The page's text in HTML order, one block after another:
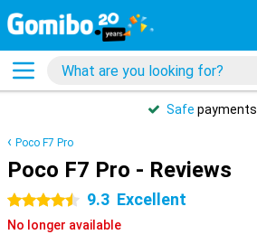
Safe payments
Poco F7 Pro
Poco F7 Pro - Reviews
4.5 stars 9.3 Excellent
No longer available